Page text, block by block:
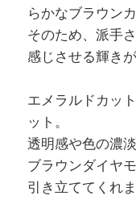
らかなブラウン
そのため、派手
感じさせる輝き
エメラルドカッ
ット。
透明感や色の濃
ブラウンダイヤ
引き立ててくれま